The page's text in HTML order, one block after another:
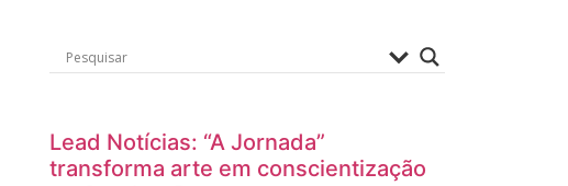
Lead Notícias: “A Jornada”
transforma arte em conscientização